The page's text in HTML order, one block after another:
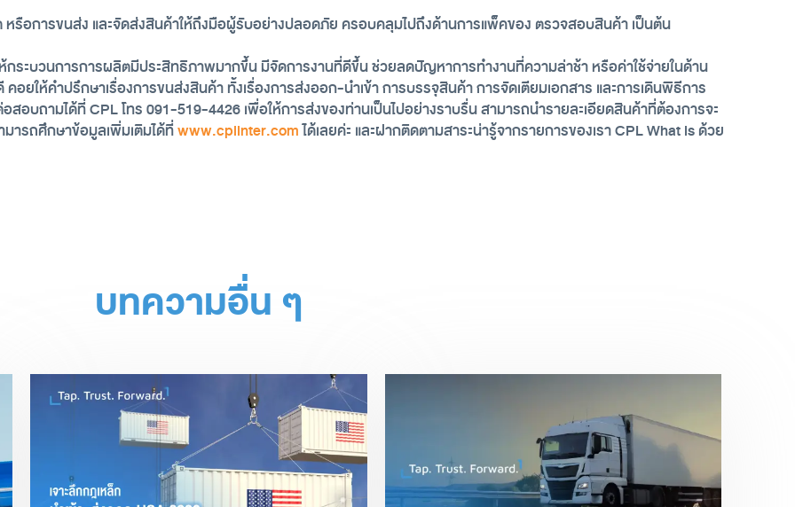
รือการขนส่ง และจัดส่งสินค้าให้ถึงมือผู้รับอย่างปลอดภัย ครอบคลุมไปถึงด้านการแพ็คของ ตรวจสอบสินค้า เป็นต้น
กระบวนการการผลิตมีประสิทธิภาพมากขึ้น มีจัดการงานที่ดีขึ้น ช่วยลดปัญหาการทำงานที่ความล่าช้า หรือค่าใช้จ่ายในด้าน
ยให้คำปรึกษาเรื่องการขนส่งสินค้า ทั้งเรื่องการส่งออก-นำเข้า การบรรจุสินค้า การจัดเตียมเอกสาร และการเดินพิธีการ
อบถามได้ที่ CPL โทร 091-519-4426 เพื่อให้การส่งของท่านเป็นไปอย่างราบรื่น สามารถนำรายละเอียดสินค้าที่ต้องการจะ
ารถศึกษาข้อมูลเพิ่มเติมได้ที่ www.cplinter.com ได้เลยค่ะ และฝากติดตามสาระน่ารู้จากรายการของเรา CPL What is ด้วย
บทความอื่น ๆ